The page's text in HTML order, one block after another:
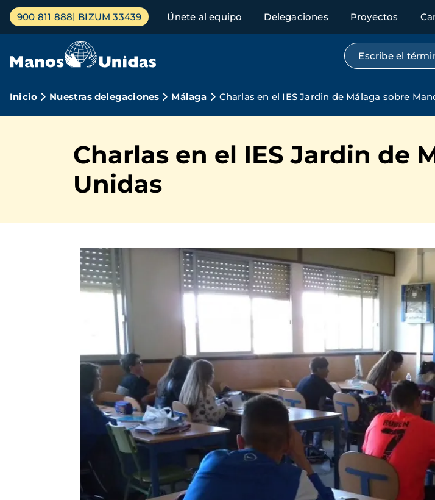
Pasar
contenido
Menú
principal
900 811 888 BIZUM 33439 Únete al equipo Delegaciones Proyectos
Búsqueda por
Ruta
navegación
Inicio Nuestras delegaciones Málaga Charlas en el IES Jardin de Málaga sobre
Charlas en el IES Jardin de
Unidas